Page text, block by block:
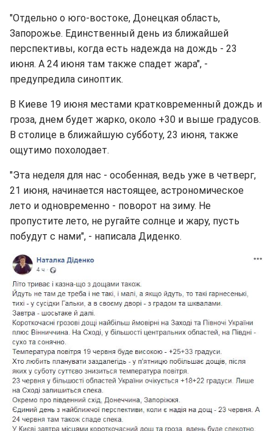
"Отдельно о юго-востоке, Донецкая область,
Запорожье. Единственный день из ближайшей
перспективы, когда есть надежда на дождь - 23
июня. А 24 июня там также спадет жара", -
предупредила синоптик.
В Киеве 19 июня местами кратковременный дождь и
гроза, днем будет жарко, около +30 и выше градусов.
В столице в ближайшую субботу, 23 июня, также
ощутимо похолодает.
"Эта неделя для нас - особенная, ведь уже в четверг,
21 июня, начинается настоящее, астрономическое
лето и одновременно - поворот на зиму. Не
пропустите лето, не ругайте солнце и жару, пусть
побудут с нами", - написала Диденко.